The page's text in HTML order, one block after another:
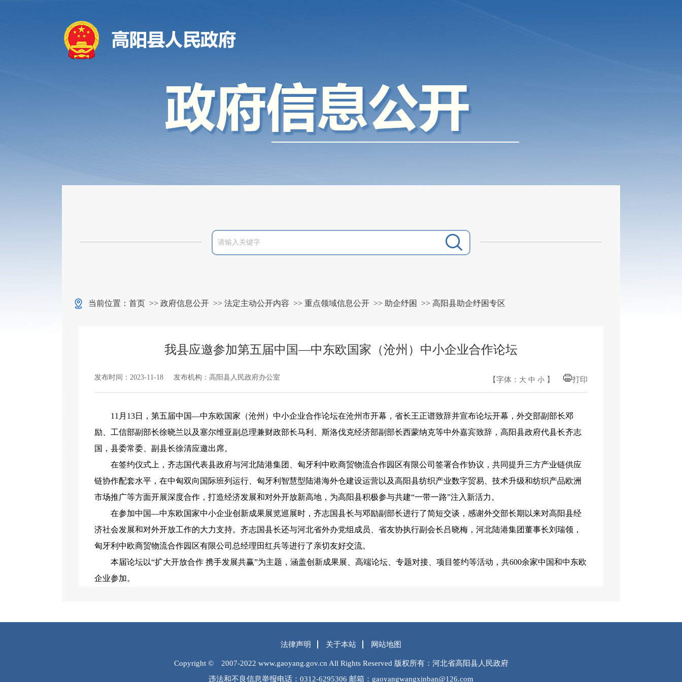
当前位置： 首页 >> 政府信息公开 >> 法定主动公开内容 >> 重点领域信息公开 >> 助企纾困 >> 高阳县助企纾困专区
我县应邀参加第五届中国—中东欧国家（沧州）中小企业合作论坛
发布时间：2023-11-18 发布机构：高阳县人民政府办公室 【字体： 大 中 小】 打印
11月13日，第五届中国—中东欧国家（沧州）中小企业合作论坛在沧州市开幕，省长王正谱致辞并宣布论坛开幕，外交部副部长邓
励、工信部副部长徐晓兰以及塞尔维亚副总理兼财政部长马利、斯洛伐克经济部副部长西蒙纳克等中外嘉宾致辞，高阳县政府代县长齐志
国，县委常委、副县长徐清应邀出席。
在签约仪式上，齐志国代表县政府与河北陆港集团、匈牙利中欧商贸物流合作园区有限公司签署合作协议，共同提升三方产业链供应
链协作配套水平，在中匈双向国际班列运行、匈牙利智慧型陆港海外仓建设运营以及高阳县纺织产业数字贸易、技术升级和纺织产品欧洲
市场推广等方面开展深度合作，打造经济发展和对外开放新高地，为高阳县积极参与共建“一带一路”注入新活力。
在参加中国—中东欧国家中小企业创新成果展览巡展时，齐志国县长与邓励副部长进行了简短交谈，感谢外交部长期以来对高阳县经
济社会发展和对外开放工作的大力支持。齐志国县长还与河北省外办党组成员、省友协执行副会长吕晓梅，河北陆港集团董事长刘瑞领，
匈牙利中欧商贸物流合作园区有限公司总经理田红兵等进行了亲切友好交流。
本届论坛以“扩大开放合作 携手发展共赢”为主题，涵盖创新成果展、高端论坛、专题对接、项目签约等活动，共600余家中国和中东欧
企业参加。
法律声明 关于本站 网站地图
Copyright © 2007-2022 www.gaoyang.gov.cn All Rights Reserved 版权所有：河北省高阳县人民政府
违法和不良信息举报电话：0312-6295306 邮箱：gaoyangwangxinban@126.com